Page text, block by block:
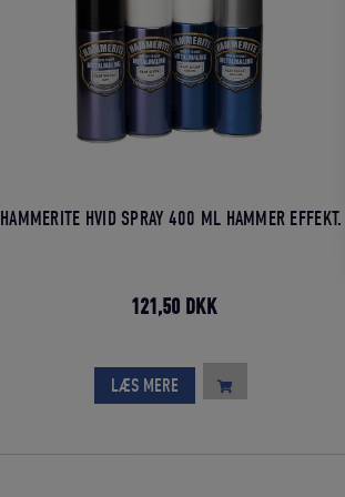
HAMMERITE HVID SPRAY 400 ML HAMMER EFFEKT.
Den
pris
var:
121,50 DKKDen
er:
LÆS MERE